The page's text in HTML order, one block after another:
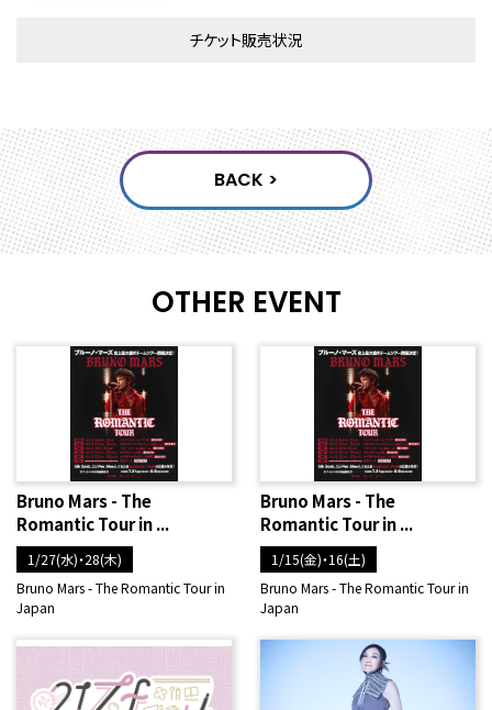
チケット販売状況
OTHER EVENT
Bruno Mars - The
Romantic Tour in ...
1/27(水)・28(木)
Bruno Mars - The Romantic Tour in
Japan
Bruno Mars - The
Romantic Tour in ...
1/15(金)・16(土)
Bruno Mars - The Romantic Tour in
Japan